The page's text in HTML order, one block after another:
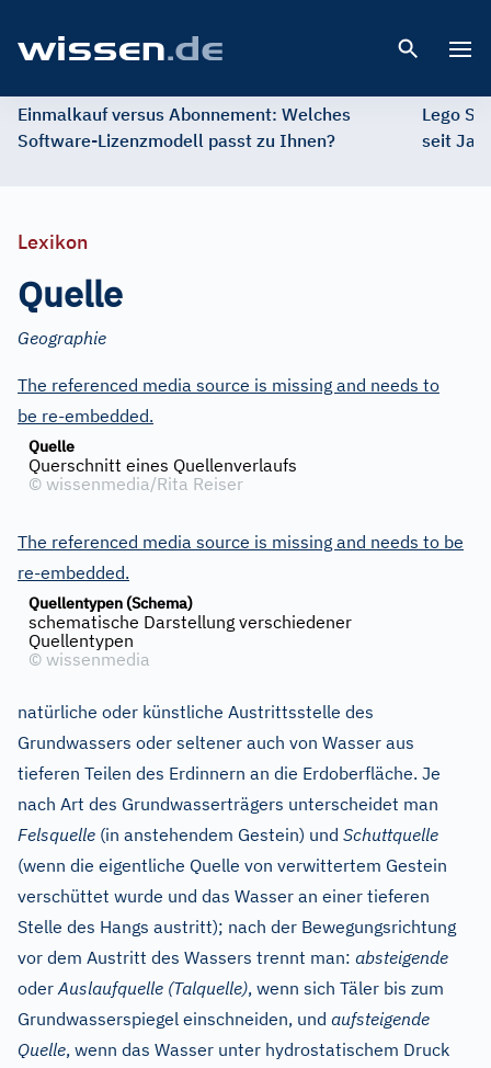
Einmalkauf versus Abonnement: Welches
Software-Lizenzmodell passt zu Ihnen?
Lego
seit
Lexikon
Quelle
Geographie
The referenced media source is missing and needs to
be re-embedded.
Quelle
Querschnitt eines Quellenverlaufs
© wissenmedia/Rita Reiser
The referenced media source is missing and needs to be
re-embedded.
Quellentypen (Schema)
schematische Darstellung verschiedener
Quellentypen
© wissenmedia
natürliche oder künstliche Austrittsstelle des
Grundwassers oder seltener auch von Wasser aus
tieferen Teilen des Erdinnern an die Erdoberfläche. Je
nach Art des Grundwasserträgers unterscheidet man
Felsquelle (in anstehendem Gestein) und Schuttquelle
(wenn die eigentliche Quelle von verwittertem Gestein
verschüttet wurde und das Wasser an einer tieferen
Stelle des Hangs austritt); nach der Bewegungsrichtung
vor dem Austritt des Wassers trennt man: absteigende
oderAuslaufquelle (Talquelle), wenn sich Täler bis zum
Grundwasserspiegel einschneiden, und aufsteigende
Quelle, wenn das Wasser unter hydrostatischem Druck